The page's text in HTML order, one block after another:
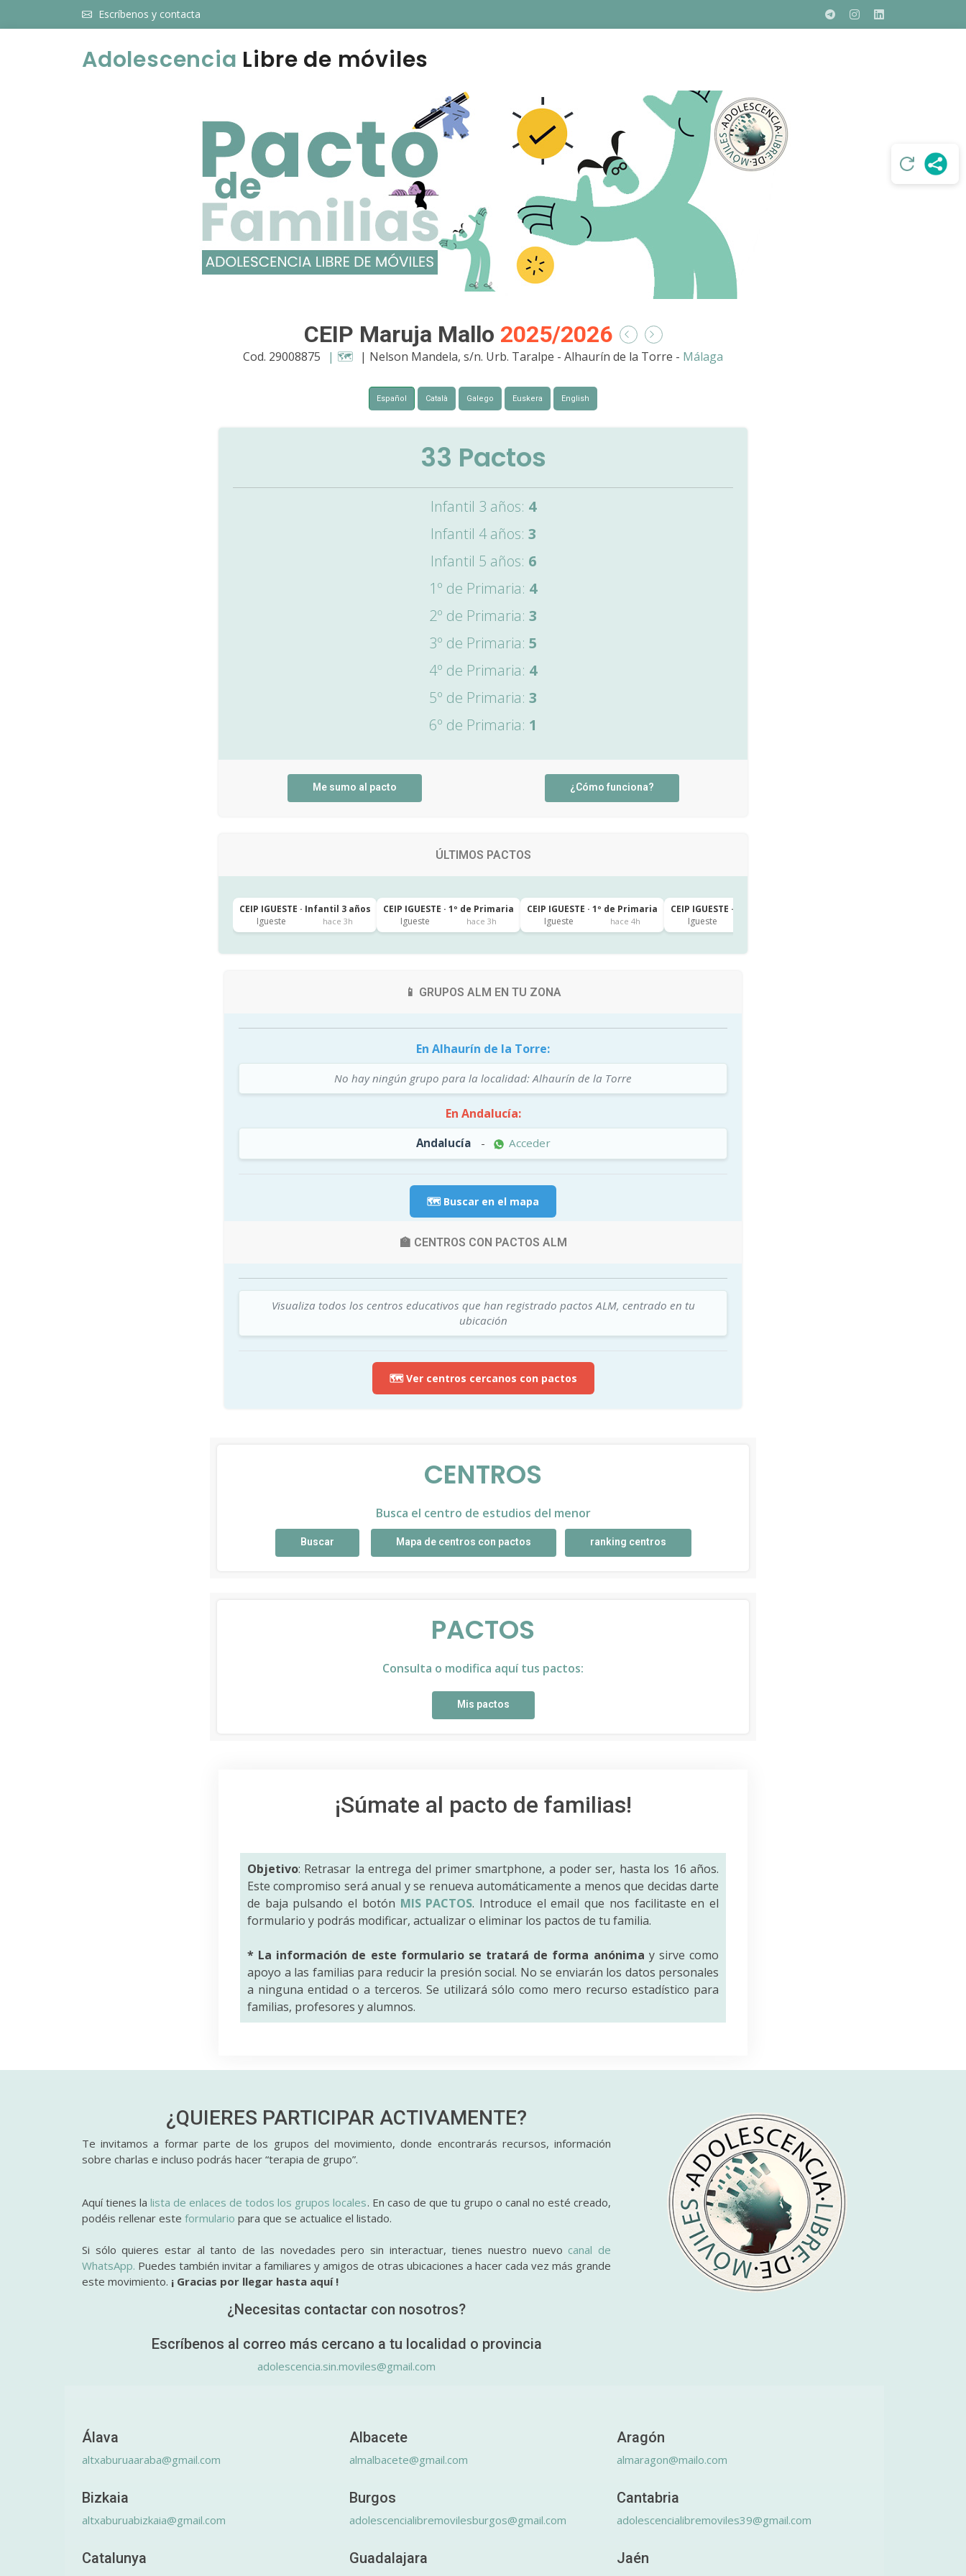
Escríbenos y contacta
Adolescencia Libre de móviles
CEIP Maruja Mallo 2025/2026
Cod. 29008875 | 🗺️ | Nelson Mandela, s/n. Urb. Taralpe - Alhaurín de la Torre - Málaga
Español Català Galego Euskera English
33 Pactos
Infantil 3 años: 4
Infantil 4 años: 3
Infantil 5 años: 6
1º de Primaria: 4
2º de Primaria: 3
3º de Primaria: 5
4º de Primaria: 4
5º de Primaria: 3
6º de Primaria: 1
Me sumo al pacto ¿Cómo funciona?
ÚLTIMOS PACTOS
CEIP IGUESTE · Infantil 3 años
Igueste
hace 3h
CEIP IGUESTE · 1º de Primaria
Igueste
hace 3h
CEIP IGUESTE · 1º de Primaria
Igueste
hace 4h
CEIP IGUESTE · 3º de Primaria
Igueste
📱 GRUPOS ALM EN TU ZONA
En Alhaurín de la Torre:
No hay ningún grupo para la localidad: Alhaurín de la Torre
En Andalucía:
Andalucía - Acceder
🗺️ Buscar en el mapa
🏫 CENTROS CON PACTOS ALM
Visualiza todos los centros educativos que han registrado pactos ALM, centrado en tu
ubicación
🗺️ Ver centros cercanos con pactos
CENTROS
Busca el centro de estudios del menor
Buscar Mapa de centros con pactos ranking centros
PACTOS
Consulta o modifica aquí tus pactos:
Mis pactos
¡Súmate al pacto de familias!
Objetivo: Retrasar la entrega del primer smartphone, a poder ser, hasta los 16 años.
Este compromiso será anual y se renueva automáticamente a menos que decidas darte
de baja pulsando el botón MIS PACTOS. Introduce el email que nos facilitaste en el
formulario y podrás modificar, actualizar o eliminar los pactos de tu familia.
* La información de este formulario se tratará de forma anónima y sirve como
apoyo a las familias para reducir la presión social. No se enviarán los datos personales
a ninguna entidad o a terceros. Se utilizará sólo como mero recurso estadístico para
familias, profesores y alumnos.
¿QUIERES PARTICIPAR ACTIVAMENTE?
Te invitamos a formar parte de los grupos del movimiento, donde encontrarás recursos, información
sobre charlas e incluso podrás hacer “terapia de grupo”.
Aquí tienes lalista de enlaces de todos los grupos locales. En caso de que tu grupo o canal no esté creado,
podéis rellenar este formulario para que se actualice el listado.
Si sólo quieres estar al tanto de las novedades pero sin interactuar, tienes nuestro nuevo canal de
WhatsApp. Puedes también invitar a familiares y amigos de otras ubicaciones a hacer cada vez más grande
este movimiento. ¡ Gracias por llegar hasta aquí !
¿Necesitas contactar con nosotros?
Escríbenos al correo más cercano a tu localidad o provincia
adolescencia.sin.moviles@gmail.com
Álava
altxaburuaaraba@gmail.com
Albacete
almalbacete@gmail.com
Aragón
almaragon@mailo.com
Bizkaia
altxaburuabizkaia@gmail.com
Burgos
adolescencialibremovilesburgos@gmail.com
Cantabria
adolescencialibremoviles39@gmail.com
Catalunya Guadalajara Jaén